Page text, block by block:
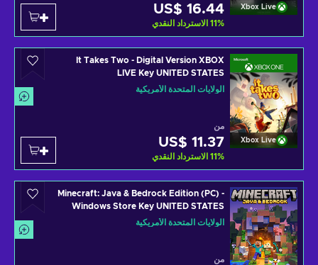
Xbox Live
US$ 16.44
11% الاسترداد النقدي
Xbox Live
It Takes Two - Digital Version XBOX
LIVE Key UNITED STATES
الولايات المتحدة الأمريكية
من
US$ 11.37
11% الاسترداد النقدي
Minecraft: Java & Bedrock Edition (PC) -
Windows Store Key UNITED STATES
الولايات المتحدة الأمريكية
من